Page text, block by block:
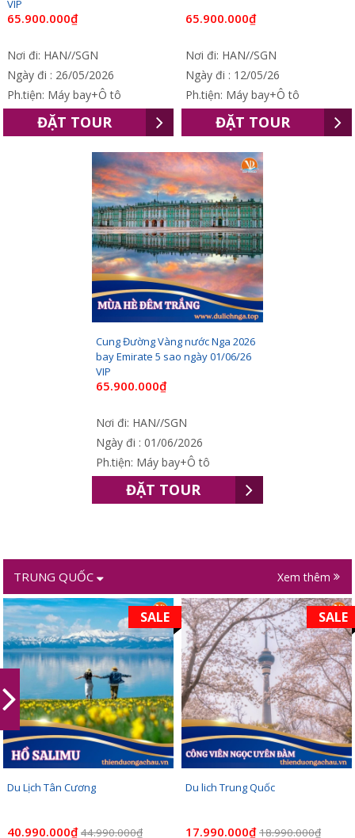
VIP
65.900.000₫
Nơi đi: HAN//SGN
Ngày đi : 26/05/2026
Ph.tiện: Máy bay+Ô tô
ĐẶT TOUR
65.900.000₫
Nơi đi: HAN//SGN
Ngày đi : 12/05/26
Ph.tiện: Máy bay+Ô tô
ĐẶT TOUR
Cung Đường Vàng nước Nga 2026
bay Emirate 5 sao ngày 01/06/26
VIP
65.900.000₫
Nơi đi: HAN//SGN
Ngày đi : 01/06/2026
Ph.tiện: Máy bay+Ô tô
ĐẶT TOUR
TRUNG QUỐC Xem thêm
SALE
Du Lịch Tân Cương
40.990.000₫44.990.000₫
SALE
Du lich Trung Quốc
17.990.000₫18.990.000₫